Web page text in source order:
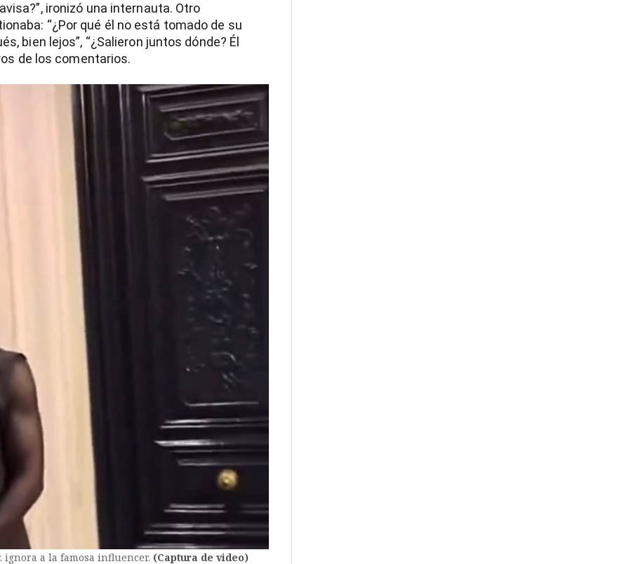
ironizó una internauta. Otro
“¿Por qué él no está tomado de su
bien lejos”, “¿Salieron juntos dónde? Él
de los comentarios.
ignora a la famosa influencer. (Captura de video)